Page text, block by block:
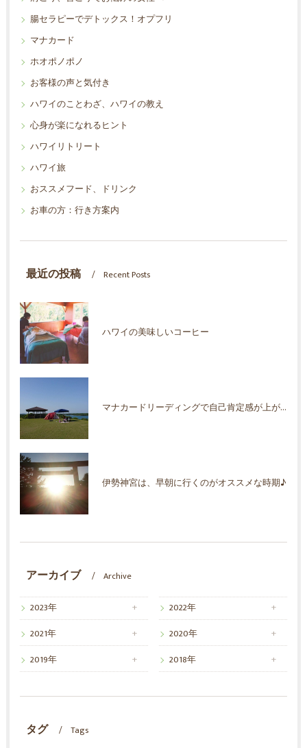
腸セラピーでデトックス！オプフリ
マナカード
ホオポノポノ
お客様の声と気付き
ハワイのことわざ、ハワイの教え
心身が楽になれるヒント
ハワイリトリート
ハワイ旅
おススメフード、ドリンク
お車の方：行き方案内
最近の投稿 Recent Posts
ハワイの美味しいコーヒー
マナカードリーディングで自己肯定感が上がった！
伊勢神宮は、早朝に行くのがオススメな時期♪
アーカイブ Archive
2023年
2022年
2021年
2020年
2019年
2018年
タグ Tags